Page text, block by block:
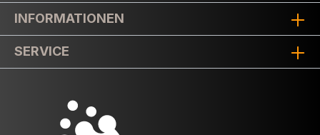
INFORMATIONEN
SERVICE